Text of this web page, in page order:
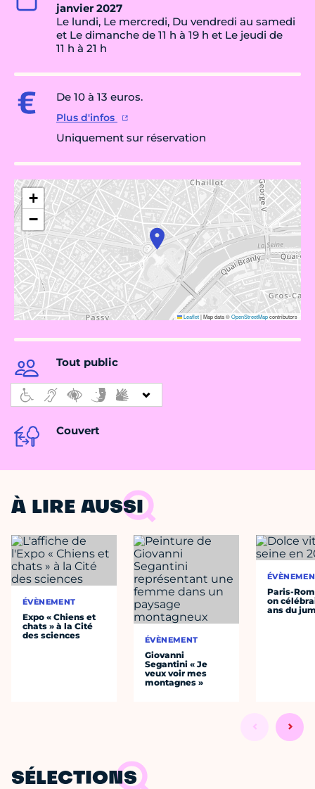
janvier 2027
Le lundi, Le mercredi, Du vendredi au samedi
et Le dimanche de 11 h à 19 h et Le jeudi de
11 h à 21 h
De 10 à 13 euros.
Plus d'infos
Uniquement sur réservation
+
−
Leaflet|Map data ©OpenStreetMapcontributors
Tout public
Couvert
À LIRE AUSSI
ÉVÈNEMENT
Expo « Chiens et
chats » à la Cité
des sciences
ÉVÈNEMENT
Giovanni
Segantini « Je
veux voir mes
montagnes »
Paris-
on
ans du
SÉLECTIONS